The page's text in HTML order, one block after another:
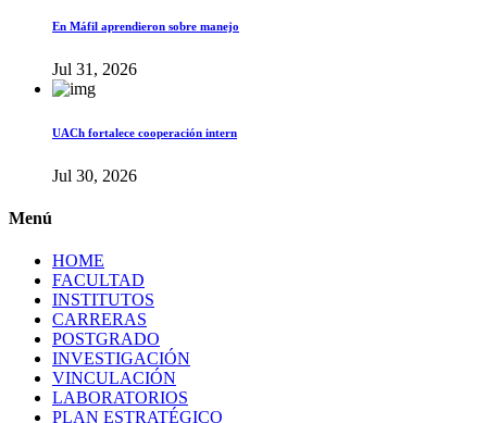
En Máfil aprendieron sobre manejo
Jul 31, 2026
UACh fortalece cooperación intern
Jul 30, 2026
Menú
HOME
FACULTAD
INSTITUTOS
CARRERAS
POSTGRADO
INVESTIGACIÓN
VINCULACIÓN
LABORATORIOS
PLAN ESTRATÉGICO